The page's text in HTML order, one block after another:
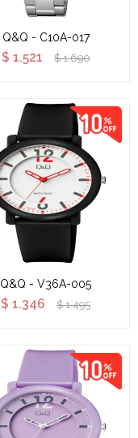
Q&Q - C10A-017
$ 1.521 $ 1.690
Q&Q - V36A-005
$ 1.346 $ 1.495